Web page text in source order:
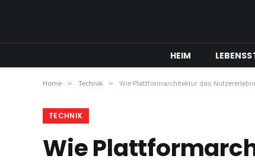
HEIM
Home » Technik » Wie Plattformarchitektur das
TECHNIK
Wie